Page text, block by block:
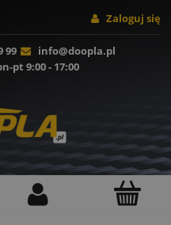
Zaloguj się
99
info@doopla.pl
pt 9:00 - 17:00